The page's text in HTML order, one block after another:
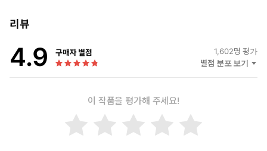
리뷰
4.9 구매자 별점 1,602명 평가
별점 분포 보기
이 작품을 평가해 주세요!